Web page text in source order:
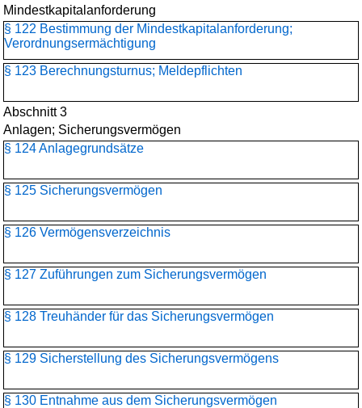
Mindestkapitalanforderung
§ 122 Bestimmung der Mindestkapitalanforderung;
Verordnungsermächtigung
§ 123 Berechnungsturnus; Meldepflichten
Abschnitt 3
Anlagen; Sicherungsvermögen
§ 124 Anlagegrundsätze
§ 125 Sicherungsvermögen
§ 126 Vermögensverzeichnis
§ 127 Zuführungen zum Sicherungsvermögen
§ 128 Treuhänder für das Sicherungsvermögen
§ 129 Sicherstellung des Sicherungsvermögens
§ 130 Entnahme aus dem Sicherungsvermögen